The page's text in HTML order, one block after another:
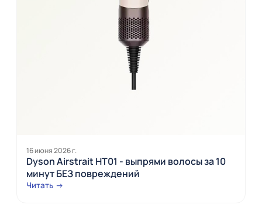
16 июня 2026 г.
Dyson Airstrait HT01 - выпрями волосы за 10
минут БЕЗ повреждений
Читать →